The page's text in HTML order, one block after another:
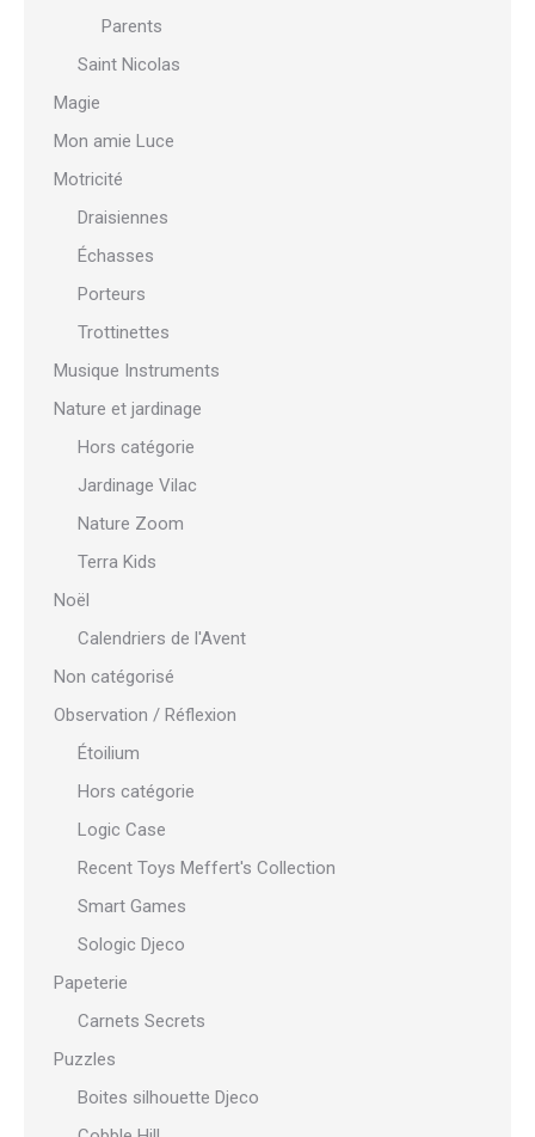
Parents
Saint Nicolas
Magie
Mon amie Luce
Motricité
Draisiennes
Échasses
Porteurs
Trottinettes
Musique Instruments
Nature et jardinage
Hors catégorie
Jardinage Vilac
Nature Zoom
Terra Kids
Noël
Calendriers de l'Avent
Non catégorisé
Observation / Réflexion
Étoilium
Hors catégorie
Logic Case
Recent Toys Meffert's Collection
Smart Games
Sologic Djeco
Papeterie
Carnets Secrets
Puzzles
Boites silhouette Djeco